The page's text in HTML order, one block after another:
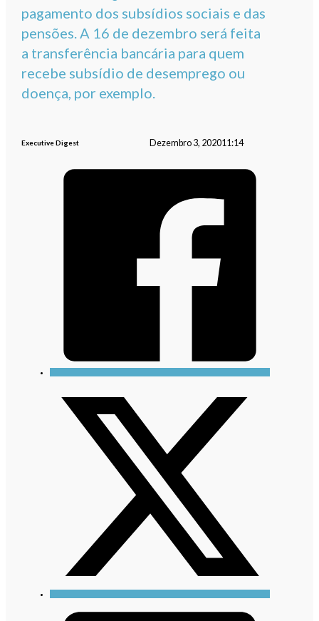
pagamento dos subsídios sociais e das
pensões. A 16 de dezembro será feita
a transferência bancária para quem
recebe subsídio de desemprego ou
doença, por exemplo.
Executive Digest Dezembro 3, 202011:14